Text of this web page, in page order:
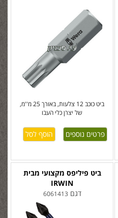
ביט כוכב 12 צלעות, באורך 25 מ''מ,
של יצרן כלי העבו
פרטים נוספים
ביט פיליפס מקצועי מבית
IRWIN
דגם 6061413